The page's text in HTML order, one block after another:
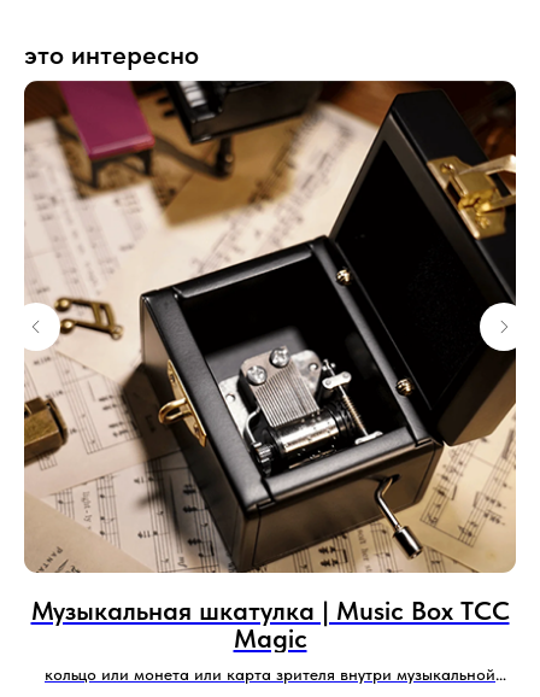
это интересно
Музыкальная шкатулка | Music Box TCC
Magic
кольцо или монета или карта зрителя внутри музыкальной